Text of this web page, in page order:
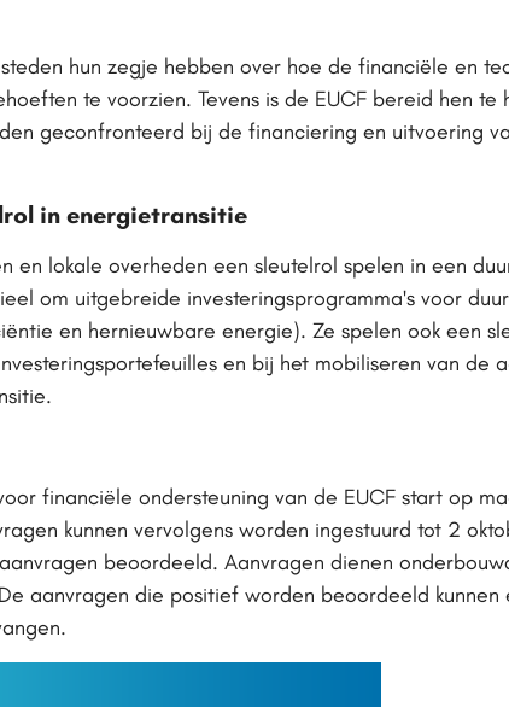
hun zegje hebben over hoe de financiële en
te voorzien. Tevens is de EUCF bereid hen te
geconfronteerd bij de financiering en uitvoering
in energietransitie
en lokale overheden een sleutelrol spelen in een
om uitgebreide investeringsprogramma's voor
en hernieuwbare energie). Ze spelen ook een
en bij het mobiliseren van de
financiële ondersteuning van de EUCF start op
kunnen vervolgens worden ingestuurd tot 2
beoordeeld. Aanvragen dienen
aanvragen die positief worden beoordeeld